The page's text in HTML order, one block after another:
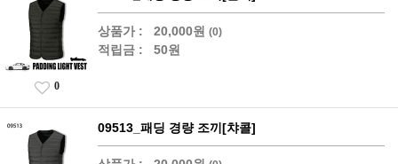
상품가 : 20,000원 (0)
적립금 : 50원
0
09513_패딩 경량 조끼[챠콜]